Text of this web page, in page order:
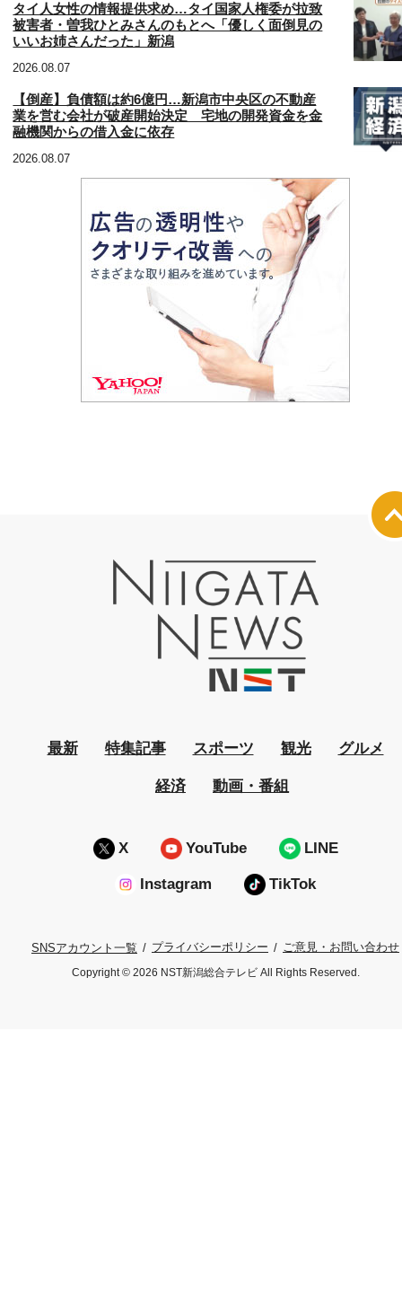
タイ人女性の情報提供求め…タイ国家人権委が拉致
被害者・曽我ひとみさんのもとへ「優しく面倒見の
いいお姉さんだった」新潟
2026.08.07
【倒産】負債額は約6億円…新潟市中央区の不動産
業を営む会社が破産開始決定 宅地の開発資金を金
融機関からの借入金に依存
2026.08.07
最新 特集記事 スポーツ 観光 グルメ
経済 動画・番組
X YouTube LINE
Instagram TikTok
SNSアカウント一覧 プライバシーポリシー ご意見・お問い合わせ
Copyright © 2026 NST新潟総合テレビ All Rights Reserved.